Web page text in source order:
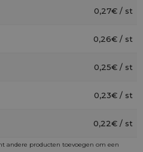
0,27€ / st
0,26€ / st
0,25€ / st
0,23€ / st
0,22€ / st
andere producten toevoegen om een